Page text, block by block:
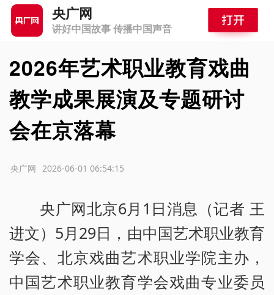
央广网
讲好中国故事 传播中国声音
2026年艺术职业教育戏曲
教学成果展演及专题研讨
会在京落幕
2026-06-01 06:54:15
央广网
央广网北京6月1日消息（记者 王
进文）5月29日，由中国艺术职业教育
学会、北京戏曲艺术职业学院主办，
中国艺术职业教育学会戏曲专业委员